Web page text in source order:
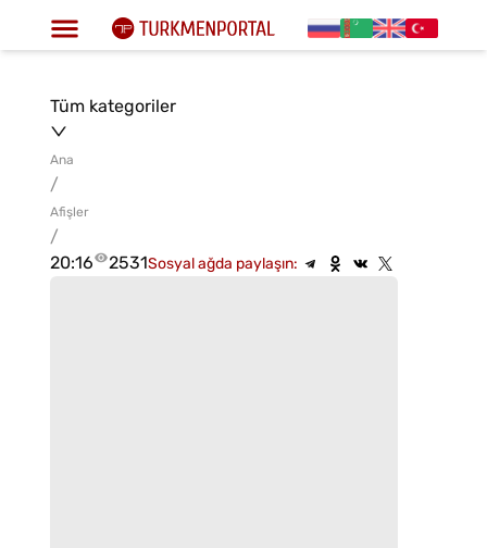
Tüm kategoriler
Ana
/
Afişler
/
20:16
2531Sosyal ağda paylaşın: